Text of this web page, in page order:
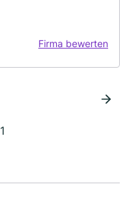
Firma bewerten